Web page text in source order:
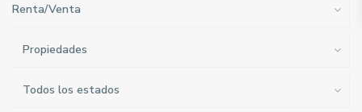
Renta/Venta
Propiedades
Todos los estados